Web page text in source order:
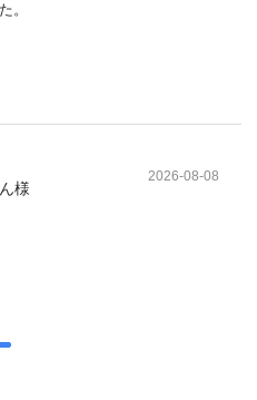
。
様
2026-08-08